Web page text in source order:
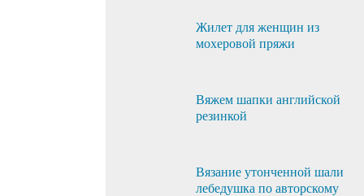
Жилет для женщин из
мохеровой пряжи
Вяжем шапки английской
резинкой
Вязание утонченной шали
лебедушка по авторскому